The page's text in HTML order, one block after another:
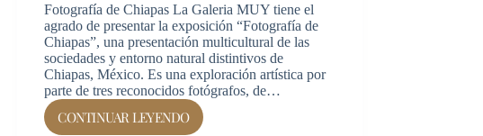
Fotografía de Chiapas La Galeria MUY tiene el
agrado de presentar la exposición “Fotografía de
Chiapas”, una presentación multicultural de las
sociedades y entorno natural distintivos de
Chiapas, México. Es una exploración artística por
parte de tres reconocidos fotógrafos, de…
CONTINUAR LEYENDO